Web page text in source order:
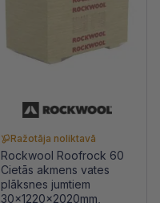
Ražotāja noliktavā
Rockwool Roofrock 60
Cietās akmens vates
plāksnes jumtiem
30x1220x2020mm,